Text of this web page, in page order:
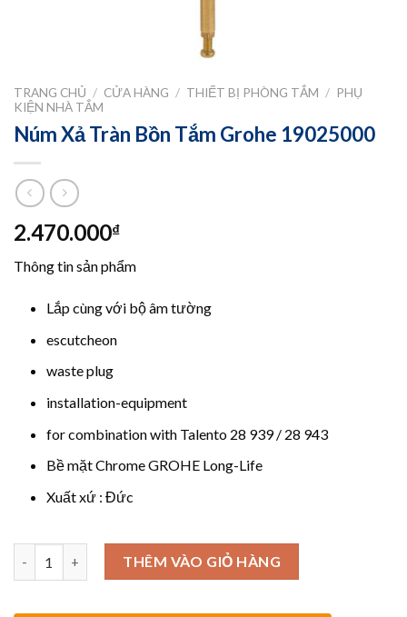
TRANG CHỦ / CỬA HÀNG / THIẾT BỊ PHÒNG TẮM / PHỤ
KIỆN NHÀ TẮM
Núm Xả Tràn Bồn Tắm Grohe 19025000
2.470.000₫
Thông tin sản phẩm
Lắp cùng với bộ âm tường
escutcheon
waste plug
installation-equipment
for combination with Talento 28 939 / 28 943
Bề mặt Chrome GROHE Long-Life
Xuất xứ : Đức
THÊM VÀO GIỎ HÀNG